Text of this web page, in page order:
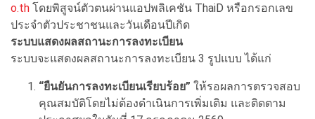
o.th โดยพิสูจน์ตัวตนผ่านแอปพลิเคชัน ThaiD หรือกรอกเลข
ประจำตัวประชาชนและวันเดือนปีเกิด
ระบบแสดงผลสถานะการลงทะเบียน
ระบบจะแสดงผลสถานะการลงทะเบียน 3 รูปแบบ ได้แก่
“ยืนยันการลงทะเบียนเรียบร้อย” ให้รอผลการตรวจสอบ
คุณสมบัติโดยไม่ต้องดำเนินการเพิ่มเติม และติดตาม